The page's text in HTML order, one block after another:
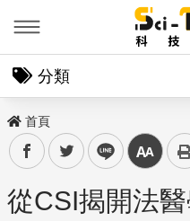
分類
首頁
facebooktwitter line 中
從CSI揭開法